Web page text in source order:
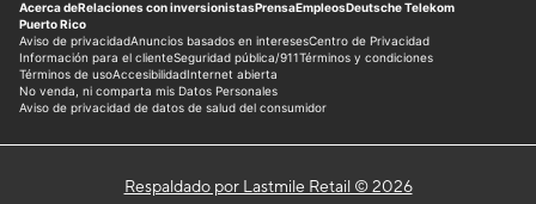
Respaldado por Lastmile Retail © 2026